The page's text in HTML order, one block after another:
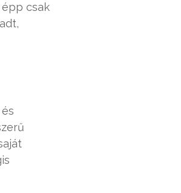
csak